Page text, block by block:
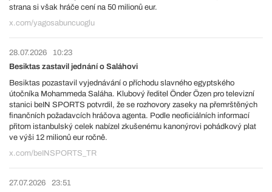
strana si však hráče cení na 50 milionů eur.
x.com/yagosabuncuoglu
28.07.2026
10:23
Besiktas zastavil jednání o Saláhovi
Besiktas pozastavil vyjednávání o příchodu slavného egyptského
útočníka Mohammeda Saláha. Klubový ředitel Önder Özen pro televizní
stanici beIN SPORTS potvrdil, že se rozhovory zaseky na přemrštěných
finančních požadavcích hráčova agenta. Podle neoficiálních informací
přitom istanbulský celek nabízel zkušenému kanonýrovi pohádkový plat
ve výši 12 milionů eur ročně.
x.com/beINSPORTS_TR
27.07.2026
23:51